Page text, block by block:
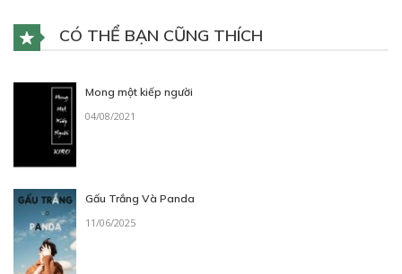
CÓ THỂ BẠN CŨNG THÍCH
Mong một kiếp người
04/08/2021
Gấu Trắng Và Panda
11/06/2025